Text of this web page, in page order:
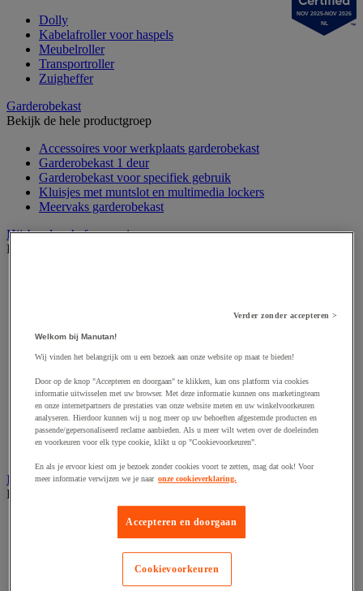
Dolly
Kabelafroller voor haspels
Meubelroller
Transportroller
Zuigheffer
Garderobekast
Bekijk de hele productgroep
Accessoires voor werkplaats garderobekast
Garderobekast 1 deur
Garderobekast voor specifiek gebruik
Kluisjes met muntslot en multimedia lockers
Meervaks garderobekast
Hijsband en hefaccessoires
Bekijk de hele productgroep
Hijsklem
Hijsring
Kabel
Kopschakel en snelschakel
Sjorband en trekstang
Spanband
Stalen ketting
Industriële en magazijnstellingen
Bekijk de hele productgroep
Doorschuifstelling en doorrolstelling
Draagarmstelling voor lange lasten
Entresol voor magazijn
NOV 2025-NOV 2026
NL
Verder zonder accepteren >
Welkom bij Manutan!
Wij vinden het belangrijk om u een bezoek aan onze website op maat te bieden!
Door op de knop "Accepteren en doorgaan" te klikken, kan ons platform via cookies
informatie uitwisselen met uw browser. Met deze informatie kunnen ons marketingteam
en onze internetpartners de prestaties van onze website meten en uw winkelvoorkeuren
analyseren. Hierdoor kunnen wij u nog meer op uw behoeften afgestemde producten en
passende/gepersonaliseerd reclame aanbieden. Als u meer wilt weten over de doeleinden
en voorkeuren voor elk type cookie, klikt u op "Cookievoorkeuren".
En als je ervoor kiest om je bezoek zonder cookies voort te zetten, mag dat ook! Voor
meer informatie verwijzen we je naar onze cookieverklaring.
Accepteren en doorgaan
Cookievoorkeuren